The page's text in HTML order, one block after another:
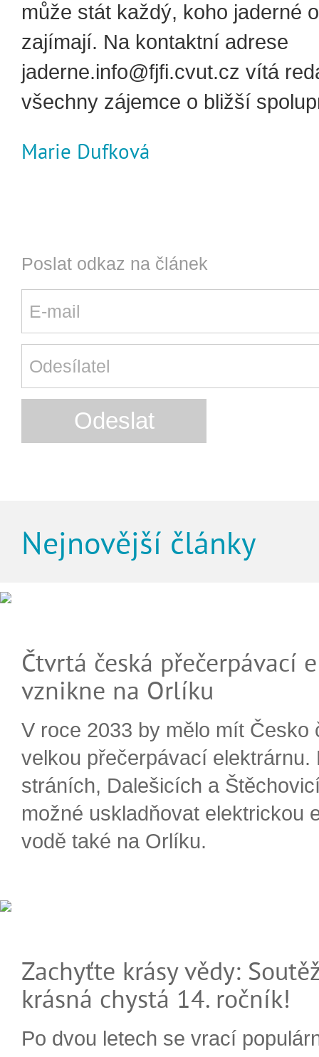
může stát každý, koho jaderné
zajímají. Na kontaktní adrese
jaderne.info@fjfi.cvut.cz vítá
všechny zájemce o bližší
Marie Dufková
Poslat odkaz na článek
Nejnovější články
Čtvrtá česká přečerpávací
vznikne na Orlíku
V roce 2033 by mělo mít Česko
velkou přečerpávací elektrárnu.
stráních, Dalešicích a
možné uskladňovat elektrickou
vodě také na Orlíku.
Zachyťte krásy vědy:
krásná chystá 14. ročník!
Po dvou letech se vrací